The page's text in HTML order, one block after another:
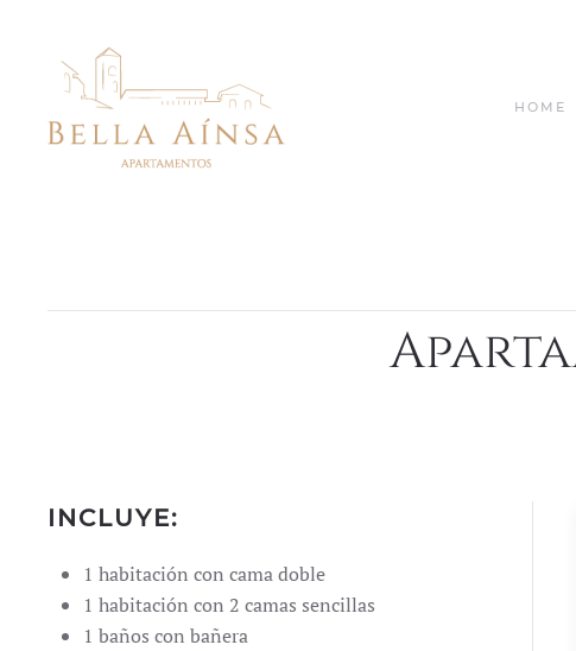
HOME
INCLUYE:
1 habitación con cama doble
1 habitación con 2 camas sencillas
1 baños con bañera